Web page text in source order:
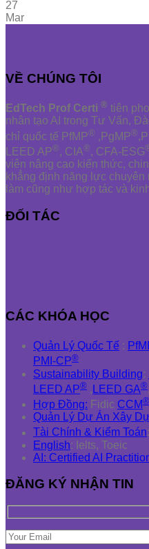
27
Mar
VỀ CHÚNG TÔI
EdTech Prof Certi ® tiên
nhân tạo AI trong Tư Vấn,
chỉ quốc tế PfMP® ,PgMP®
LEED AP®, CIA®, CFA-ESG
viên nâng cao kiến thức,
khẳng định năng lực
làm cũng như hợp tác và
ĐỐI TÁC
CÁC KHÓA HỌC
Quản Lý Quốc Tế :
PMI-CP®
Sustainability Building:
LEED AP® , LEED GA®,
Hợp Đồng: Fidic CCM®
Quản Lý Dự Án Xây
Tài Chính & Kiểm Toán:
English: Ielts, Toeic
AI: Certified AI
ĐĂNG KÝ NHẬN TIN